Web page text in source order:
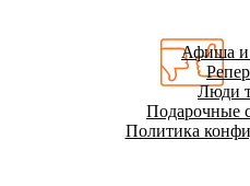
Афиша и
Люди
Подарочные
Политика